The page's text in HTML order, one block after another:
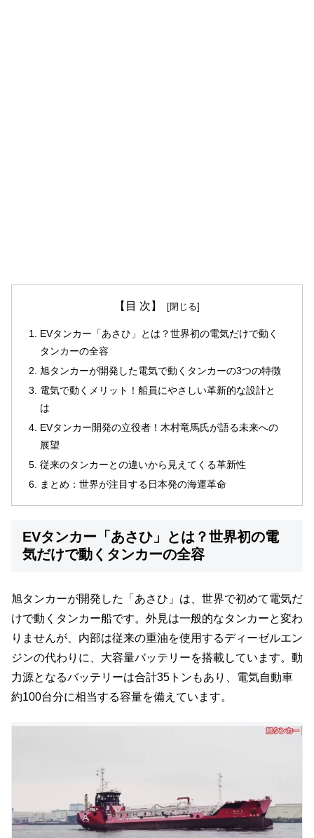
【目 次】
EVタンカー「あさひ」とは？世界初の電気だけで動く
タンカーの全容
旭タンカーが開発した電気で動くタンカーの3つの特徴
電気で動くメリット！船員にやさしい革新的な設計と
は
EVタンカー開発の立役者！木村竜馬氏が語る未来への
展望
従来のタンカーとの違いから見えてくる革新性
まとめ：世界が注目する日本発の海運革命
EVタンカー「あさひ」とは？世界初の電
気だけで動くタンカーの全容
旭タンカーが開発した「あさひ」は、世界で初めて電気だ
けで動くタンカー船です。外見は一般的なタンカーと変わ
りませんが、内部は従来の重油を使用するディーゼルエン
ジンの代わりに、大容量バッテリーを搭載しています。動
力源となるバッテリーは合計35トンもあり、電気自動車
約100台分に相当する容量を備えています。